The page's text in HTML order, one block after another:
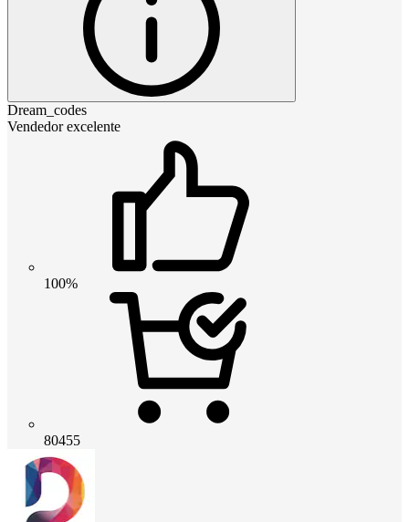
Dream_codes
Vendedor excelente
100%
80455